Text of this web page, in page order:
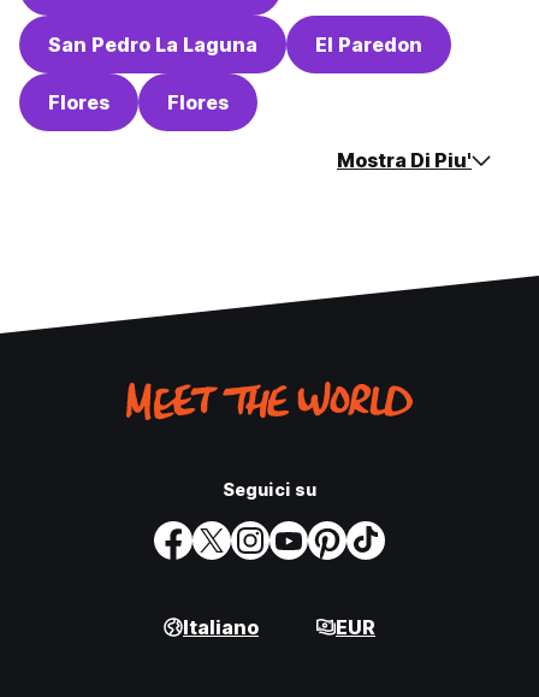
San Pedro La Laguna El Paredon
Flores Flores
Mostra Di Piu'
Seguici su
Italiano EUR